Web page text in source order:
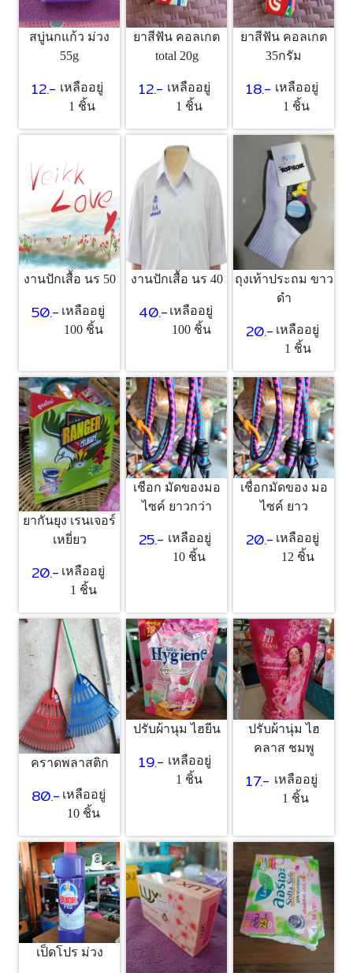
สบู่นกแก้ว ม่วง
55g
12.- เหลืออยู่
1 ชิ้น
ยาสีฟัน คอลเกต
total 20g
12.- เหลืออยู่
1 ชิ้น
ยาสีฟัน คอลเกต
35กรัม
18.- เหลืออยู่
1 ชิ้น
งานปักเสื้อ นร 50
50.- เหลืออยู่
100 ชิ้น
งานปักเสื้อ นร 40
40.- เหลืออยู่
100 ชิ้น
ถุงเท้าประถม ขาว
ดำ
20.- เหลืออยู่
1 ชิ้น
ยากันยุง เรนเจอร์
เหยี่ยว
20.- เหลืออยู่
1 ชิ้น
เชือก มัดของมอ
ไซค์ ยาวกว่า
25.- เหลืออยู่
10 ชิ้น
เชื่อกมัดของ มอ
ไซค์ ยาว
20.- เหลืออยู่
12 ชิ้น
คราดพลาสติก
80.- เหลืออยู่
10 ชิ้น
ปรับผ้านุม ไฮยีน
19.- เหลืออยู่
1 ชิ้น
ปรับผ้านุ่ม ไฮ
คลาส ชมพู
17.- เหลืออยู่
1 ชิ้น
เป็ดโปร ม่วง